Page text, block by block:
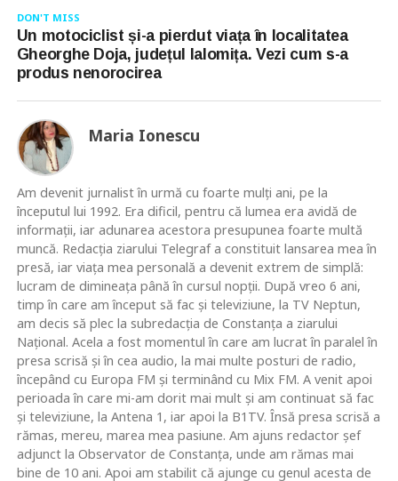
DON'T MISS
Un motociclist și-a pierdut viața în localitatea
Gheorghe Doja, județul Ialomița. Vezi cum s-a
produs nenorocirea
Maria Ionescu
Am devenit jurnalist în urmă cu foarte mulţi ani, pe la
începutul lui 1992. Era dificil, pentru că lumea era avidă de
informaţii, iar adunarea acestora presupunea foarte multă
muncă. Redacţia ziarului Telegraf a constituit lansarea mea în
presă, iar viaţa mea personală a devenit extrem de simplă:
lucram de dimineaţa până în cursul nopţii. După vreo 6 ani,
timp în care am început să fac şi televiziune, la TV Neptun,
am decis să plec la subredacţia de Constanţa a ziarului
Naţional. Acela a fost momentul în care am lucrat în paralel în
presa scrisă şi în cea audio, la mai multe posturi de radio,
începând cu Europa FM şi terminând cu Mix FM. A venit apoi
perioada în care mi-am dorit mai mult şi am continuat să fac
şi televiziune, la Antena 1, iar apoi la B1TV. Însă presa scrisă a
rămas, mereu, marea mea pasiune. Am ajuns redactor şef
adjunct la Observator de Constanţa, unde am rămas mai
bine de 10 ani. Apoi am stabilit că ajunge cu genul acesta de